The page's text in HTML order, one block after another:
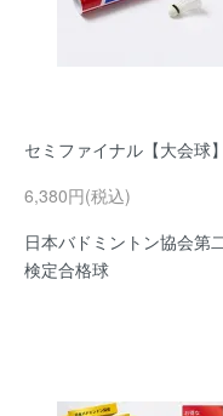
セミファイナル【大会球】
6,380円(税込)
日本バドミントン協会第
検定合格球